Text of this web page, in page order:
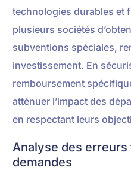
technologies durables et
plusieurs sociétés
subventions spéciales,
investissement. En
remboursement
atténuer l’impact des
en respectant leurs
Analyse des
demandes